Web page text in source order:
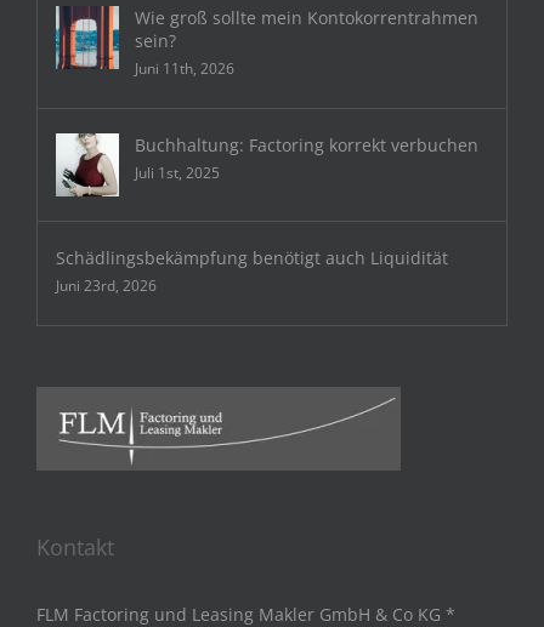
Wie groß sollte mein Kontokorrentrahmen
sein?
Juni 11th, 2026
Buchhaltung: Factoring korrekt verbuchen
Juli 1st, 2025
Schädlingsbekämpfung benötigt auch Liquidität
Juni 23rd, 2026
Kontakt
FLM Factoring und Leasing Makler GmbH & Co KG *